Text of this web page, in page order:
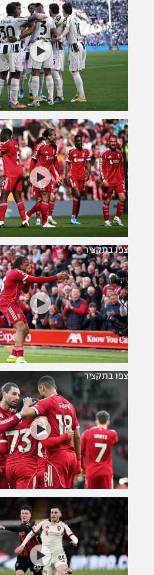
תקנון משתתפים וזוכים
תקנון עבור פעילות
תקנון עבור פעילות ספורט 1 –
טניס
גיימינג E-Sports
תנאי שימוש
מדיניות פרטיות
תקנון פעילות ספורט 1
רשיון להקרנה פומבית
הצטרפות לחבילת
לוח דרושים – ג'ובנט
תגיות
המגזין
צפו בתקציר
צפו בתקציר